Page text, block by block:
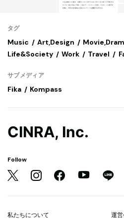
タグ
Music Art,Design
Life&Society
Work Travel
サブメディア
Fika Kompass
CINRA, Inc.
Follow
私たちについて 運